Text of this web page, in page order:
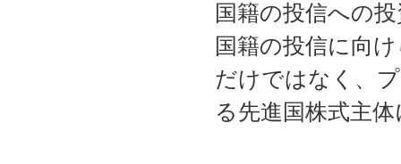
国籍の投信への
国籍の投信に向
だけではなく、
る先進国株式主